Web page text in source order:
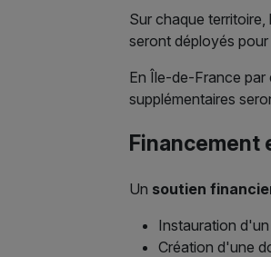
Sur chaque
seront déployés
En Île-de-France
supplémentaires
Financement
Un soutien
Instauration
Création d'une